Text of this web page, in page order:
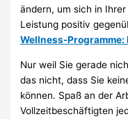
ändern, um sich in
Leistung positiv
Wellness-
Nur weil Sie gerade
das nicht, dass Sie
können. Spaß an der
Vollzeitbeschäftigten